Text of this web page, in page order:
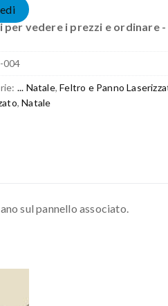
per vedere i prezzi e ordinare
004
... Natale,Feltro e Panno
,Natale
sul pannello associato.